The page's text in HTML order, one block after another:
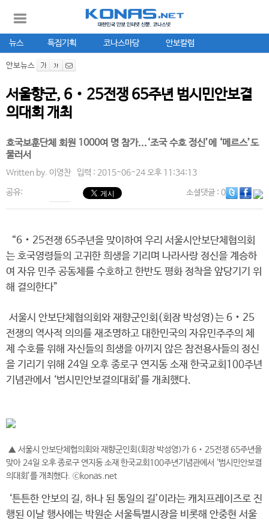
뉴스 특집기획 코나스마당 안보칼럼
안보뉴스
서울향군, 6‧25전쟁 65주년 범시민안보결
의대회 개최
호국보훈단체 회원 1000여 명 참가...‘조국 수호 정신’에 ‘메르스’도
물러서
Written by. 이영찬 입력 : 2015-06-24 오후 11:34:13
공유: 소셜댓글: 0
“6‧25전쟁 65주년을 맞이하여 우리 서울시안보단체협의회
는 호국영령들의 고귀한 희생을 기리며 나라사랑 정신을 계승하
여 자유 민주 공동체를 수호하고 한반도 평화 정착을 앞당기기 위
해 결의한다”
서울시 안보단체협의회와 재향군인회(회장 박성영)는 6‧25
전쟁의 역사적 의의를 재조명하고 대한민국의 자유민주주의 체
제 수호를 위해 자신들의 희생을 아끼지 않은 참전용사들의 정신
을 기리기 위해 24일 오후 종로구 연지동 소재 한국교회100주년
기념관에서 ‘범시민안보결의대회’를 개최했다.
▲ 서울시 안보단체협의회와 재향군인회(회장 박성영)가 6‧25전쟁 65주년을
맞아 24일 오후 종로구 연지동 소재 한국교회100주년기념관에서 ‘범시민안보결
의대회’를 개최했다. ⓒkonas.net
‘튼튼한 안보의 길, 하나 된 통일의 길’이라는 캐치프레이즈로 진
행된 이날 행사에는 박원순 서울특별시장을 비롯해 안중현 서울